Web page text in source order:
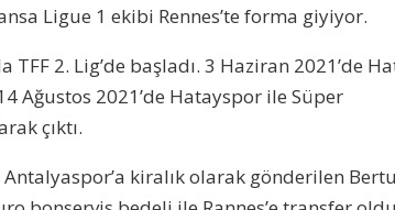
Ligue 1 ekibi Rennes’te forma giyiyor.
TFF 2. Lig’de başladı. 3 Haziran 2021’de
Ağustos 2021’de Hatayspor ile Süper
çıktı.
kiralık olarak gönderilen